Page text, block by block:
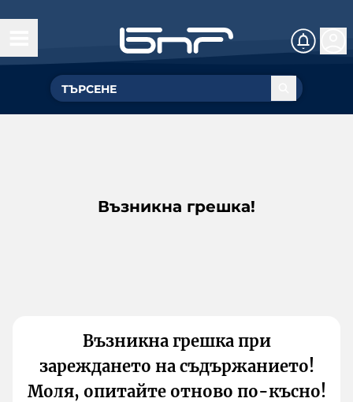
Възникна грешка!
Възникна грешка при
зареждането на съдържанието!
Моля, опитайте отново по-късно!